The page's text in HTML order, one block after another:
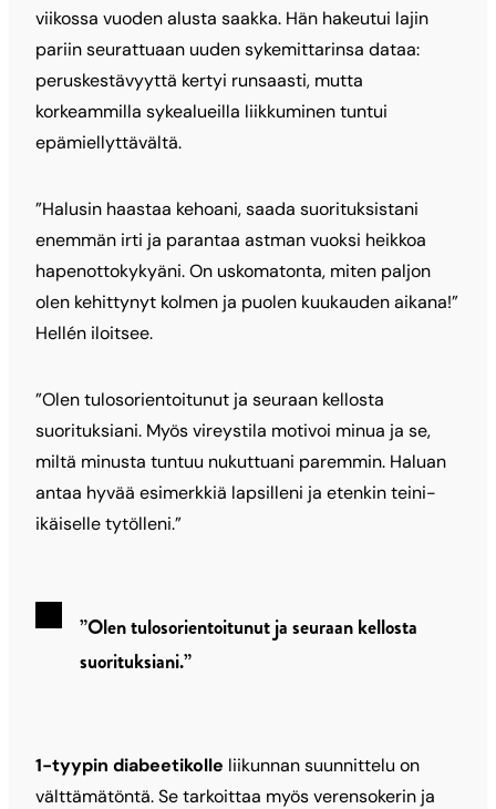
viikossa vuoden alusta saakka. Hän hakeutui lajin
pariin seurattuaan uuden sykemittarinsa dataa:
peruskestävyyttä kertyi runsaasti, mutta
korkeammilla sykealueilla liikkuminen tuntui
epämiellyttävältä.
”Halusin haastaa kehoani, saada suorituksistani
enemmän irti ja parantaa astman vuoksi heikkoa
hapenottokykyäni. On uskomatonta, miten paljon
olen kehittynyt kolmen ja puolen kuukauden aikana!”
Hellén iloitsee.
”Olen tulosorientoitunut ja seuraan kellosta
suorituksiani. Myös vireystila motivoi minua ja se,
miltä minusta tuntuu nukuttuani paremmin. Haluan
antaa hyvää esimerkkiä lapsilleni ja etenkin teini-
ikäiselle tytölleni.”
”Olen tulosorientoitunut ja seuraan kellosta
suorituksiani.”
1-tyypin diabeetikolle liikunnan suunnittelu on
välttämätöntä. Se tarkoittaa myös verensokerin ja